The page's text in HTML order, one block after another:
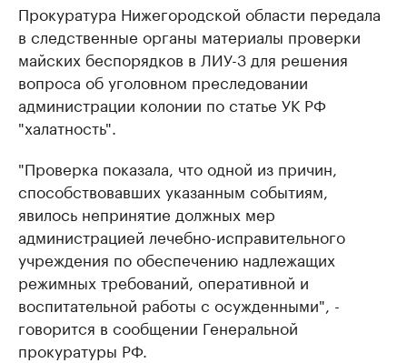
Прокуратура Нижегородской области передала
в следственные органы материалы проверки
майских беспорядков в ЛИУ-3 для решения
вопроса об уголовном преследовании
администрации колонии по статье УК РФ
"халатность".
"Проверка показала, что одной из причин,
способствовавших указанным событиям,
явилось непринятие должных мер
администрацией лечебно-исправительного
учреждения по обеспечению надлежащих
режимных требований, оперативной и
воспитательной работы с осужденными", -
говорится в сообщении Генеральной
прокуратуры РФ.